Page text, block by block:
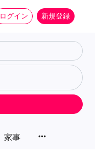
ログイン 新規登録
家事 more_horiz